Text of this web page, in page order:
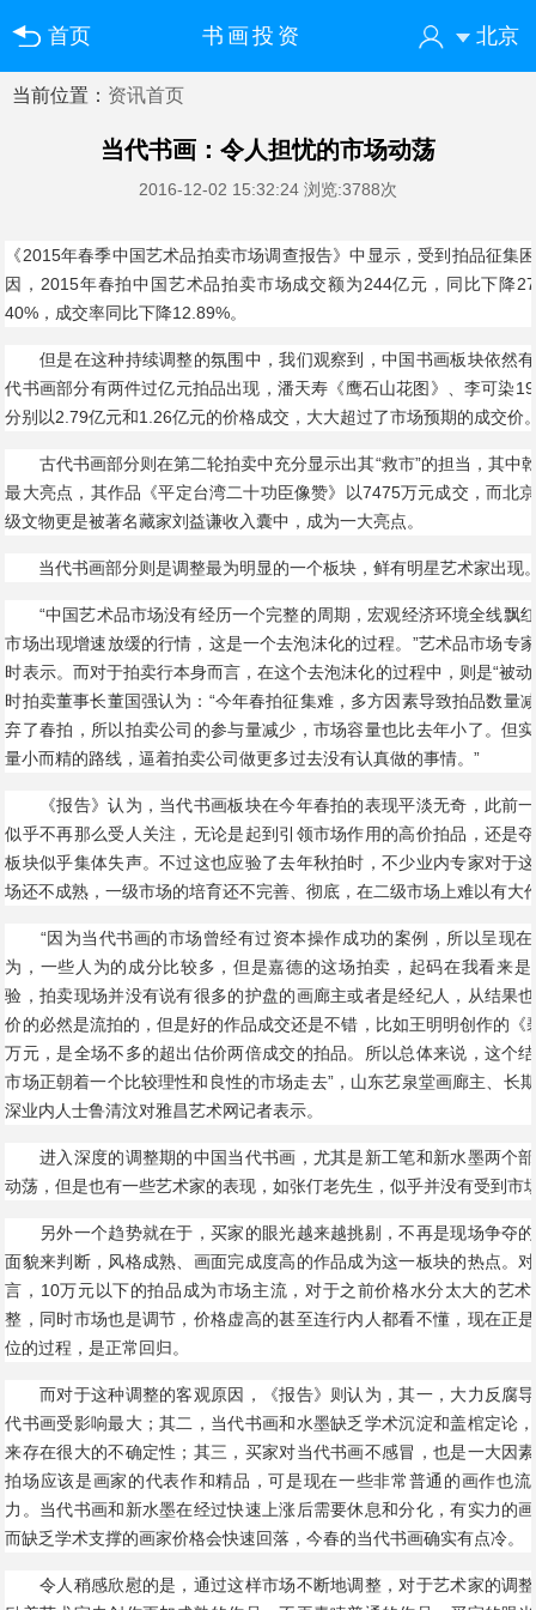
首页 北京
书画投资
您好！欢迎来到中国书画门户网
当前位置： 资讯首页
当代书画：令人担忧的市场动荡
2016-12-02 15:32:24 浏览:3788次
《2015年春季中国艺术品拍卖市场调查报告》中显示，受到拍品征集
因，2015年春拍中国艺术品拍卖市场成交额为244亿元，同比下降
40%，成交率同比下降12.89%。
但是在这种持续调整的氛围中，我们观察到，中国书画板块依然
代书画部分有两件过亿元拍品出现，潘天寿《鹰石山花图》、李可染
分别以2.79亿元和1.26亿元的价格成交，大大超过了市场预期的成交价
古代书画部分则在第二轮拍卖中充分显示出其“救市”的担当，其中
最大亮点，其作品《平定台湾二十功臣像赞》以7475万元成交，而北
级文物更是被著名藏家刘益谦收入囊中，成为一大亮点。
当代书画部分则是调整最为明显的一个板块，鲜有明星艺术家出现
“中国艺术品市场没有经历一个完整的周期，宏观经济环境全线飘
市场出现增速放缓的行情，这是一个去泡沫化的过程。”艺术品市场专
时表示。而对于拍卖行本身而言，在这个去泡沫化的过程中，则是“被
时拍卖董事长董国强认为：“今年春拍征集难，多方因素导致拍品数量
弃了春拍，所以拍卖公司的参与量减少，市场容量也比去年小了。但
量小而精的路线，逼着拍卖公司做更多过去没有认真做的事情。”
《报告》认为，当代书画板块在今年春拍的表现平淡无奇，此前
似乎不再那么受人关注，无论是起到引领市场作用的高价拍品，还是
板块似乎集体失声。不过这也应验了去年秋拍时，不少业内专家对于
场还不成熟，一级市场的培育还不完善、彻底，在二级市场上难以有大
“因为当代书画的市场曾经有过资本操作成功的案例，所以呈现在
为，一些人为的成分比较多，但是嘉德的这场拍卖，起码在我看来
验，拍卖现场并没有说有很多的护盘的画廊主或者是经纪人，从结果
价的必然是流拍的，但是好的作品成交还是不错，比如王明明创作的《
万元，是全场不多的超出估价两倍成交的拍品。所以总体来说，这个
市场正朝着一个比较理性和良性的市场走去”，山东艺泉堂画廊主、长
深业内人士鲁清汶对雅昌艺术网记者表示。
进入深度的调整期的中国当代书画，尤其是新工笔和新水墨两个
动荡，但是也有一些艺术家的表现，如张仃老先生，似乎并没有受到市
另外一个趋势就在于，买家的眼光越来越挑剔，不再是现场争夺
面貌来判断，风格成熟、画面完成度高的作品成为这一板块的热点。
言，10万元以下的拍品成为市场主流，对于之前价格水分太大的艺
整，同时市场也是调节，价格虚高的甚至连行内人都看不懂，现在正
位的过程，是正常回归。
而对于这种调整的客观原因，《报告》则认为，其一，大力反腐
代书画受影响最大；其二，当代书画和水墨缺乏学术沉淀和盖棺定论
来存在很大的不确定性；其三，买家对当代书画不感冒，也是一大因
拍场应该是画家的代表作和精品，可是现在一些非常普通的画作也
力。当代书画和新水墨在经过快速上涨后需要休息和分化，有实力的
而缺乏学术支撑的画家价格会快速回落，今春的当代书画确实有点冷。
令人稍感欣慰的是，通过这样市场不断地调整，对于艺术家的调